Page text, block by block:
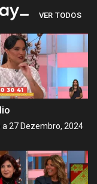
VER TODOS
a 27 Dezembro, 2024